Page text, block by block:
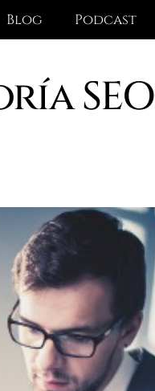
Blog Podcast
SEO